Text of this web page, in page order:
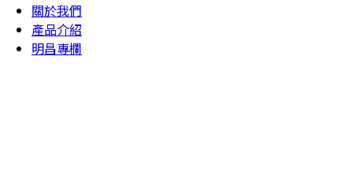
關於我們
產品介紹
明昌專欄